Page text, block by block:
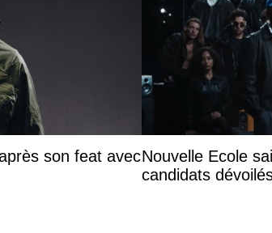
son feat avecNouvelle Ecole
candidats